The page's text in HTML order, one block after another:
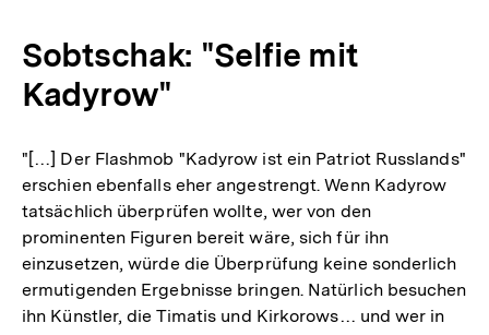
Sobtschak: "Selfie mit
Kadyrow"
"[…] Der Flashmob "Kadyrow ist ein Patriot Russlands"
erschien ebenfalls eher angestrengt. Wenn Kadyrow
tatsächlich überprüfen wollte, wer von den
prominenten Figuren bereit wäre, sich für ihn
einzusetzen, würde die Überprüfung keine sonderlich
ermutigenden Ergebnisse bringen. Natürlich besuchen
ihn Künstler, die Timatis und Kirkorows… und wer in